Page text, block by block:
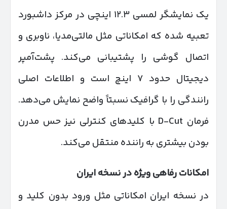
یک نمایشگر لمسی ۱۲.۳ اینچی در مرکز داشبورد
تعبیه شده که امکاناتی مثل مالتی‌مدیا، ناوبری و
اتصال گوشی را پشتیبانی می‌کند. پشت‌آمپر
دیجیتال حدود ۷ اینچ است و اطلاعات اصلی
رانندگی را با گرافیک نسبتاً واضح نمایش می‌دهد.
فرمان D-Cut با کلیدهای کنترلی نیز حس مدرن
بودن بیشتری به راننده منتقل می‌کند.
امکانات رفاهی ویژه در نسخه ایران
در نسخه ایران امکاناتی مثل ورود بدون کلید و